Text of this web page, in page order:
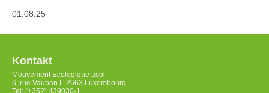
01.08.25
Kontakt
Mouvement Ecologique asbl
6, rue Vauban L-2663 Luxembourg
Tel: (+352) 439030-1